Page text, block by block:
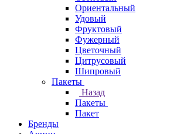
Ориентальный
Удовый
Фруктовый
Фужерный
Цветочный
Цитрусовый
Шипровый
Пакеты
Назад
Пакеты
Пакет
Бренды